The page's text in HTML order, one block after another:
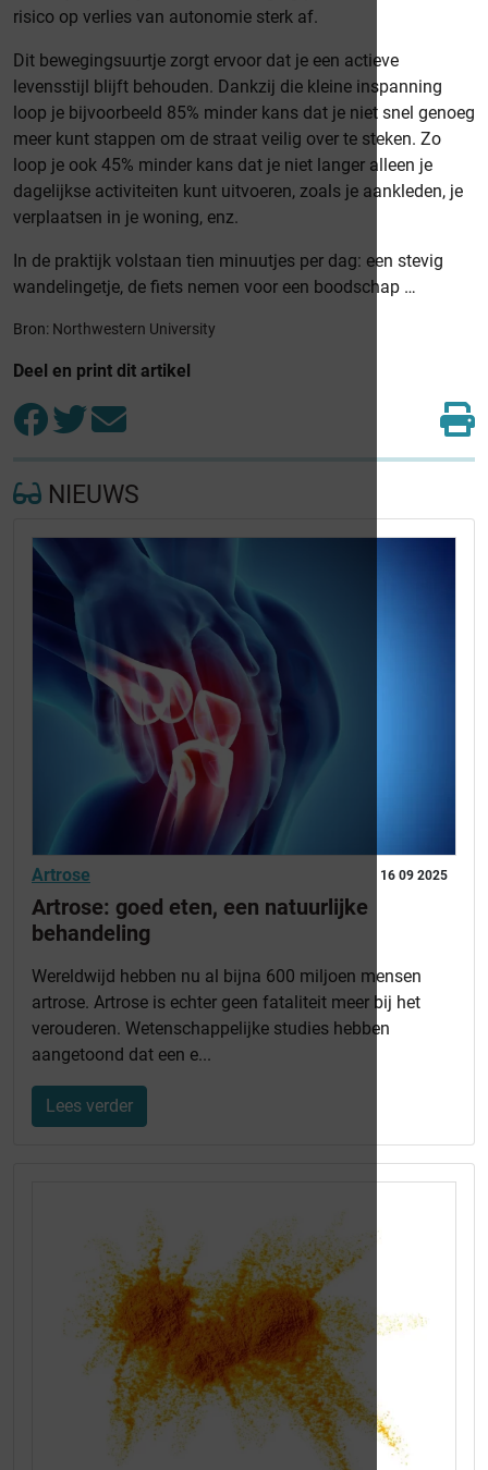
risico op verlies van autonomie sterk af.
Dit bewegingsuurtje zorgt ervoor dat je een actieve
levensstijl blijft behouden. Dankzij die kleine inspanning
loop je bijvoorbeeld 85% minder kans dat je niet snel genoeg
meer kunt stappen om de straat veilig over te steken. Zo
loop je ook 45% minder kans dat je niet langer alleen je
dagelijkse activiteiten kunt uitvoeren, zoals je aankleden, je
verplaatsen in je woning, enz.
In de praktijk volstaan tien minuutjes per dag: een stevig
wandelingetje, de fiets nemen voor een boodschap …
Bron: Northwestern University
Deel en print dit artikel
NIEUWS
16 09 2025
Artrose
Artrose: goed eten, een natuurlijke
behandeling
Wereldwijd hebben nu al bijna 600 miljoen mensen
artrose. Artrose is echter geen fataliteit meer bij het
verouderen. Wetenschappelijke studies hebben
aangetoond dat een e...
Lees verder